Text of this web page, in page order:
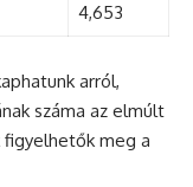
4,653
arról,
száma az elmúlt
figyelhetők meg a